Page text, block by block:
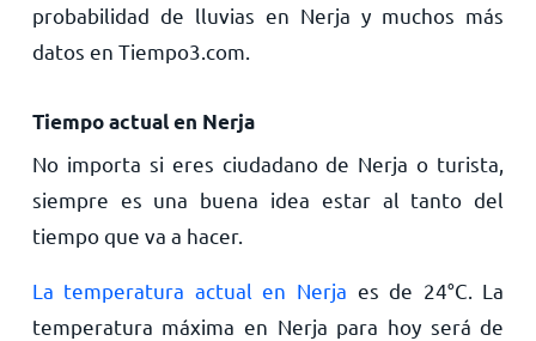
probabilidad de lluvias en Nerja y muchos más
datos en Tiempo3.com.
Tiempo actual en Nerja
No importa si eres ciudadano de Nerja o turista,
siempre es una buena idea estar al tanto del
tiempo que va a hacer.
La temperatura actual en Nerja es de 24°C . La
temperatura máxima en Nerja para hoy será de